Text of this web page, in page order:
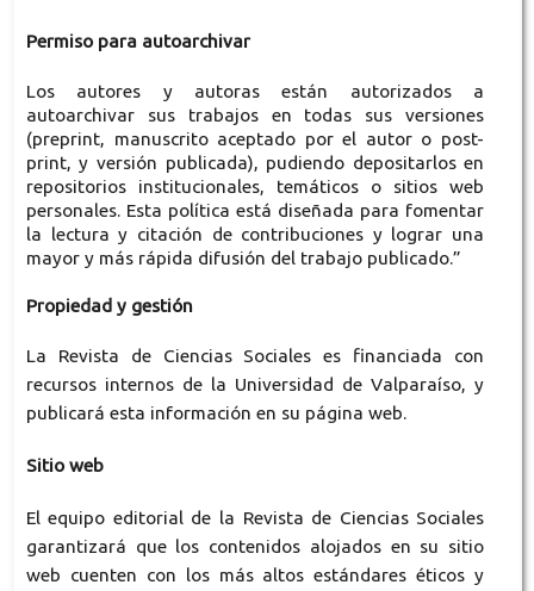
Permiso para autoarchivar
Los autores y autoras están autorizados a
autoarchivar sus trabajos en todas sus versiones
(preprint, manuscrito aceptado por el autor o post-
print, y versión publicada), pudiendo depositarlos en
repositorios institucionales, temáticos o sitios web
personales. Esta política está diseñada para fomentar
la lectura y citación de contribuciones y lograr una
mayor y más rápida difusión del trabajo publicado.”
Propiedad y gestión
La Revista de Ciencias Sociales es financiada con
recursos internos de la Universidad de Valparaíso, y
publicará esta información en su página web.
Sitio web
El equipo editorial de la Revista de Ciencias Sociales
garantizará que los contenidos alojados en su sitio
web cuenten con los más altos estándares éticos y